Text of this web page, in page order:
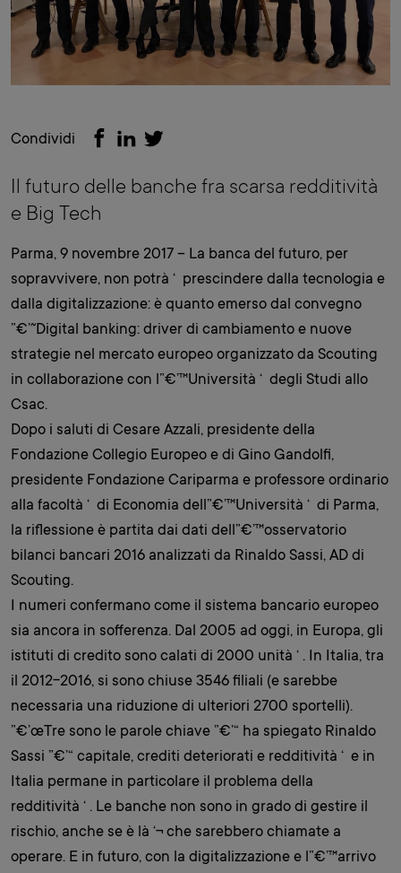
Condividi
Il futuro delle banche fra scarsa redditività
e Big Tech
Parma, 9 novembre 2017 – La banca del futuro, per
sopravvivere, non potrà ‘ prescindere dalla tecnologia e
dalla digitalizzazione: è quanto emerso dal convegno
”€’˜Digital banking: driver di cambiamento e nuove
strategie nel mercato europeo organizzato da Scouting
in collaborazione con l”€’™Università ‘ degli Studi allo
Csac.
Dopo i saluti di Cesare Azzali, presidente della
Fondazione Collegio Europeo e di Gino Gandolfi,
presidente Fondazione Cariparma e professore ordinario
alla facoltà ‘ di Economia dell”€’™Università ‘ di Parma,
la riflessione è partita dai dati dell”€’™osservatorio
bilanci bancari 2016 analizzati da Rinaldo Sassi, AD di
Scouting.
I numeri confermano come il sistema bancario europeo
sia ancora in sofferenza. Dal 2005 ad oggi, in Europa, gli
istituti di credito sono calati di 2000 unità ‘ . In Italia, tra
il 2012-2016, si sono chiuse 3546 filiali (e sarebbe
necessaria una riduzione di ulteriori 2700 sportelli).
”€’œTre sono le parole chiave ”€’“ ha spiegato Rinaldo
Sassi ”€’“ capitale, crediti deteriorati e redditività ‘ e in
Italia permane in particolare il problema della
redditività ‘ . Le banche non sono in grado di gestire il
rischio, anche se è là ‘¬ che sarebbero chiamate a
operare. E in futuro, con la digitalizzazione e l”€’™arrivo